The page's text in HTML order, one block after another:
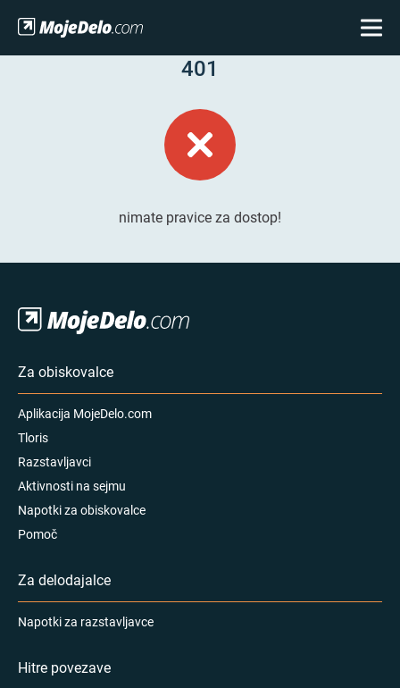
401
nimate pravice za dostop!
Za obiskovalce
Aplikacija MojeDelo.com
Tloris
Razstavljavci
Aktivnosti na sejmu
Napotki za obiskovalce
Pomoč
Za delodajalce
Napotki za razstavljavce
Hitre povezave